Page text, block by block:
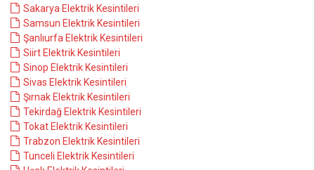
Sakarya Elektrik Kesintileri
Samsun Elektrik Kesintileri
Şanlıurfa Elektrik Kesintileri
Siirt Elektrik Kesintileri
Sinop Elektrik Kesintileri
Sivas Elektrik Kesintileri
Şırnak Elektrik Kesintileri
Tekirdağ Elektrik Kesintileri
Tokat Elektrik Kesintileri
Trabzon Elektrik Kesintileri
Tunceli Elektrik Kesintileri